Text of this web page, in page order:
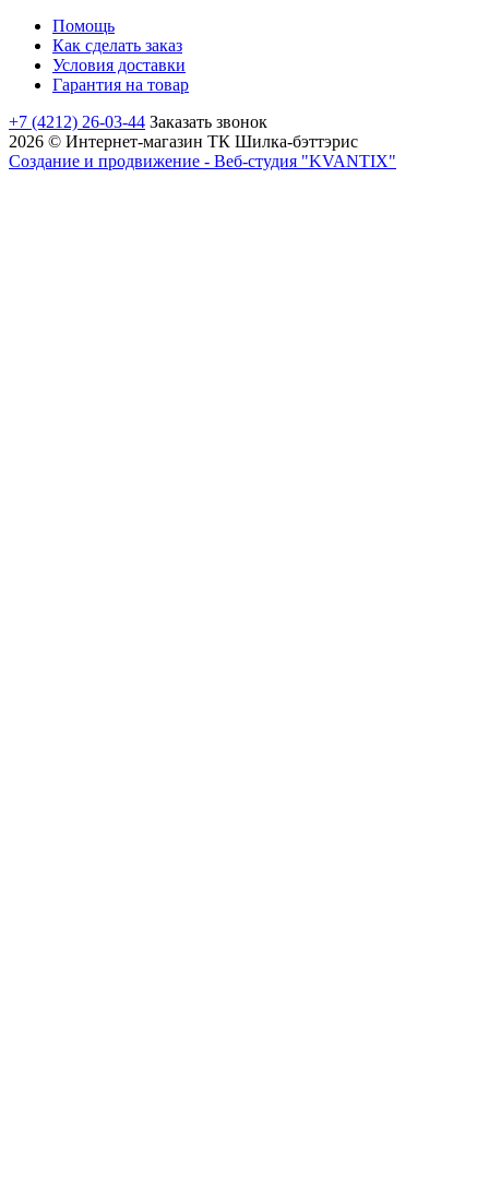
Помощь
Как сделать заказ
Условия доставки
Гарантия на товар
+7 (4212) 26-03-44 Заказать звонок
2026 © Интернет-магазин ТК Шилка-бэттэрис
Создание и продвижение - Веб-студия "KVANTIX"